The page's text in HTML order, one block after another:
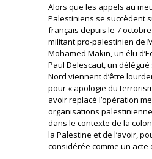
Alors que les appels au
Palestiniens se succèdent
français depuis le 7 octobre
militant pro-palestinien de
Mohamed Makin, un élu
Paul Delescaut, un délégué
Nord viennent d’être
pour « apologie du
avoir replacé l’opération
organisations
dans le contexte de la
la Palestine et de l’avoir,
considérée comme un acte